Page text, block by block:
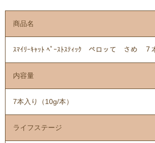
商品名
ｽﾏｲﾘｰｷｬｯﾄ ﾍﾟｰｽﾄｽﾃｨｯｸ ペロッて さめ ７
内容量
7本入り（10g/本）
ライフステージ